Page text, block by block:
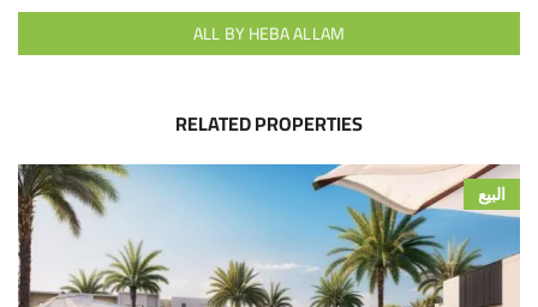
ALL BY HEBA ALLAM
RELATED PROPERTIES
البيع